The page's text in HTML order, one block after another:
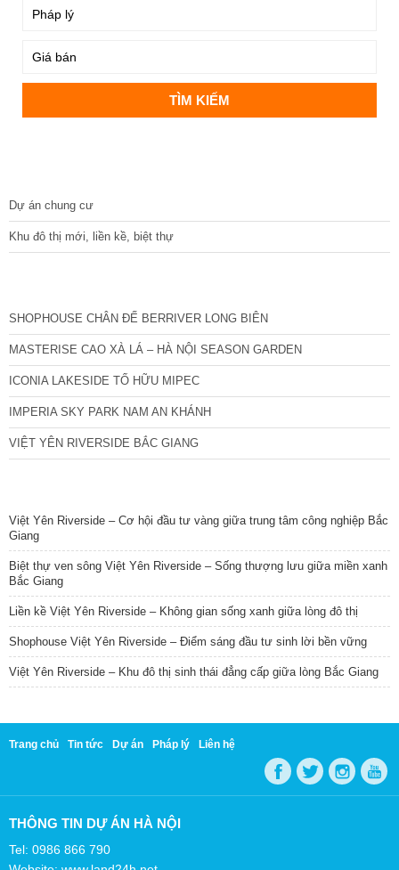
Dự án chung cư
Khu đô thị mới, liền kề, biệt thự
SHOPHOUSE CHÂN ĐẾ BERRIVER LONG BIÊN
MASTERISE CAO XÀ LÁ – HÀ NỘI SEASON GARDEN
ICONIA LAKESIDE TỐ HỮU MIPEC
IMPERIA SKY PARK NAM AN KHÁNH
VIỆT YÊN RIVERSIDE BẮC GIANG
Việt Yên Riverside – Cơ hội đầu tư vàng giữa trung tâm công nghiệp Bắc
Giang
Biệt thự ven sông Việt Yên Riverside – Sống thượng lưu giữa miền xanh
Bắc Giang
Liền kề Việt Yên Riverside – Không gian sống xanh giữa lòng đô thị
Shophouse Việt Yên Riverside – Điểm sáng đầu tư sinh lời bền vững
Việt Yên Riverside – Khu đô thị sinh thái đẳng cấp giữa lòng Bắc Giang
Trang chủ Tin tức Dự án Pháp lý Liên hệ
THÔNG TIN DỰ ÁN HÀ NỘI
Tel: 0986 866 790